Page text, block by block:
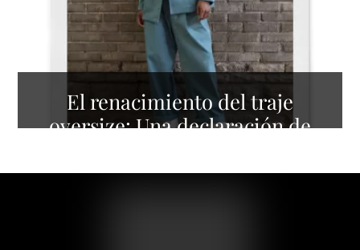
El renacimiento del traje
oversize: Una declaración de